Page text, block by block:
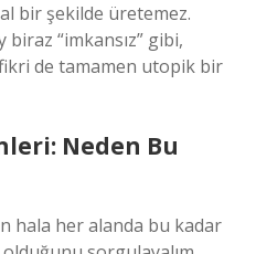
bir şekilde üretemez.
biraz “imkansız” gibi,
de tamamen utopik bir
Neden Bu
hala her alanda bu kadar